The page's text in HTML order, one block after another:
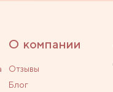
О компании
Отзывы
Блог